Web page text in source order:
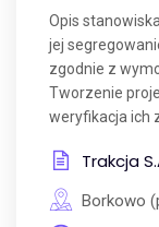
Opis
jej
zgodnie z
Tworzenie
weryfikacja ich
Trakcja
Borkowo